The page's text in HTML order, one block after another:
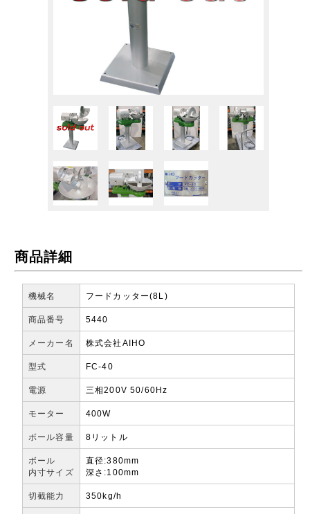
商品詳細
機械名 フードカッター(8L)
商品番号 5440
メーカー名 株式会社AIHO
型式 FC-40
電源 三相200V 50/60Hz
モーター 400W
ボール容量 8リットル
ボール
内寸サイズ
直径:380mm
深さ:100mm
切截能力 350kg/h